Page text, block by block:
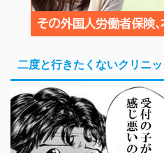
二度と行きたくないクリニ